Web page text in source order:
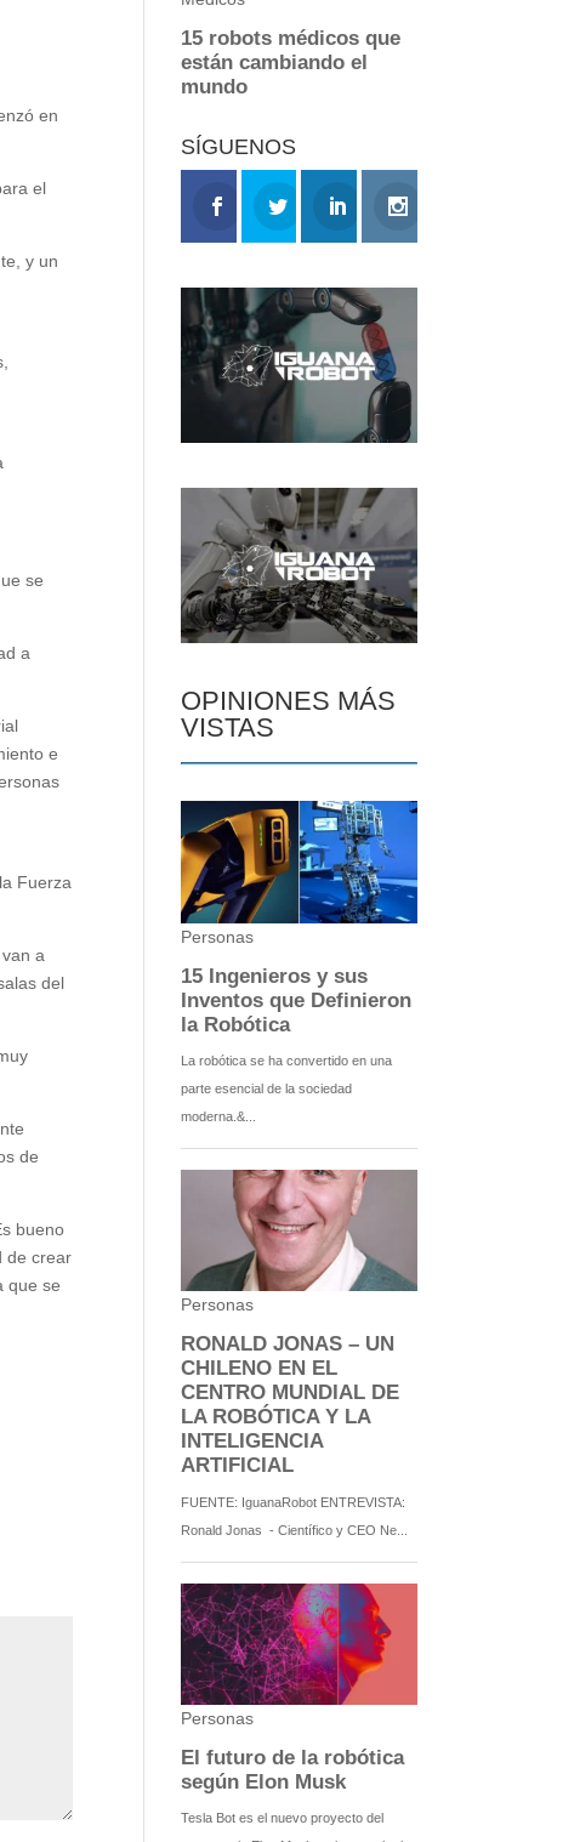
en
el
y un
se
a
e
Fuerza
a
del
de
bueno
de crear
que se
SÍGUENOS
OPINIONES MÁS
VISTAS